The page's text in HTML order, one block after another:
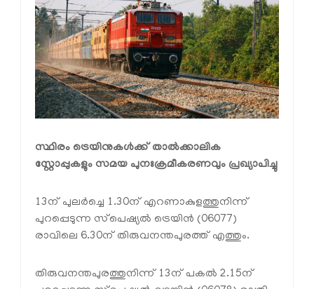
സ്ഥിരം ട്രെയിനുകൾക്ക് താൽക്കാലിക
സ്റ്റോപ്പുകളും സമയ പുനഃക്രമീകരണവും പ്രഖ്യാപിച്ചു
13ന് പുലർച്ചെ 1.30ന് എറണാകുളത്തുനിന്ന്
പുറപ്പെടുന്ന സ്‌പെഷ്യൽ ട്രെയിൻ (06077)
രാവിലെ 6.30ന് തിരുവനന്തപുരത്ത് എത്തും.
തിരുവനന്തപുരത്തുനിന്ന് 13ന് പകൽ 2.15ന്